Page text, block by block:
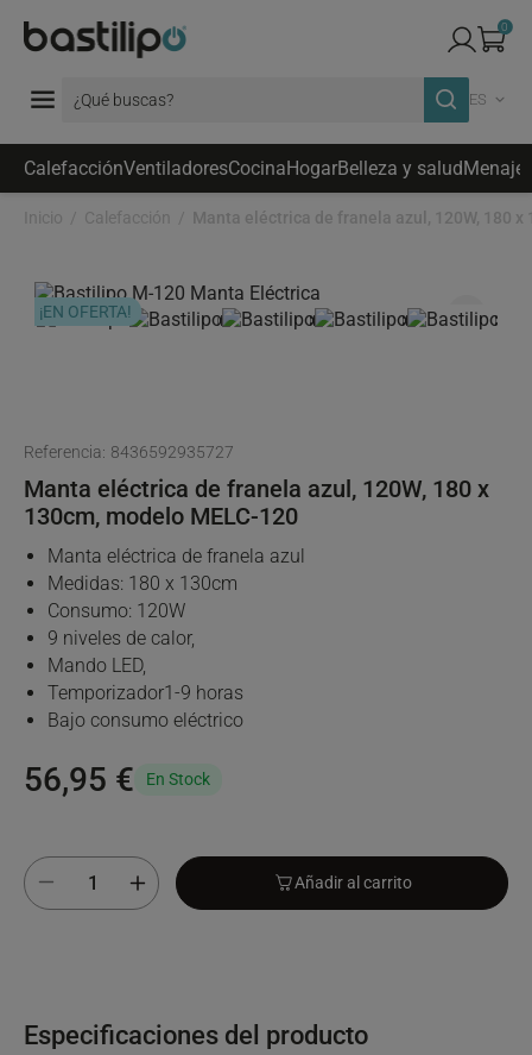
ES
0
CalefacciónVentiladoresCocinaHogarBelleza y saludMenaje
Inicio Calefacción
¡EN OFERTA! favorite_border
Referencia: 8436592935727
Manta eléctrica de franela azul, 120W, 180 x
130cm, modelo MELC-120
Manta eléctrica de franela azul
Medidas: 180 x 130cm
Consumo: 120W
9 niveles de calor,
Mando LED,
Temporizador1-9 horas
Bajo consumo eléctrico
En Stock
56,95 €
Añadir al carrito
Especificaciones del producto